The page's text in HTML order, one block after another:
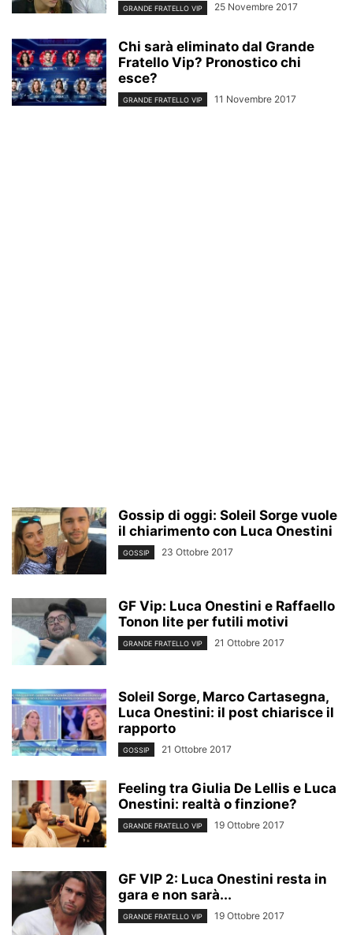
GRANDE FRATELLO VIP 25 Novembre 2017
Chi sarà eliminato dal Grande
Fratello Vip? Pronostico chi
esce?
GRANDE FRATELLO VIP 11 Novembre 2017
Gossip di oggi: Soleil Sorge vuole
il chiarimento con Luca Onestini
GOSSIP 23 Ottobre 2017
GF Vip: Luca Onestini e Raffaello
Tonon lite per futili motivi
GRANDE FRATELLO VIP 21 Ottobre 2017
Soleil Sorge, Marco Cartasegna,
Luca Onestini: il post chiarisce il
rapporto
GOSSIP 21 Ottobre 2017
Feeling tra Giulia De Lellis e Luca
Onestini: realtà o finzione?
GRANDE FRATELLO VIP 19 Ottobre 2017
GF VIP 2: Luca Onestini resta in
gara e non sarà...
GRANDE FRATELLO VIP 19 Ottobre 2017